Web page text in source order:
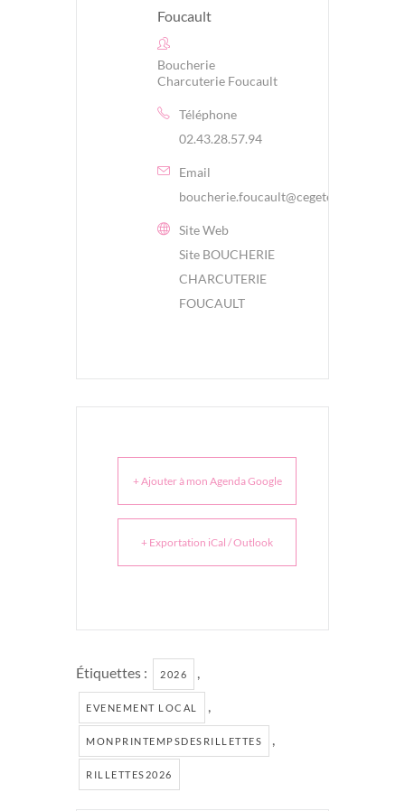
Boucherie
Charcuterie Foucault
Téléphone
02.43.28.57.94
Email
boucherie.foucault@cegetel.net
Site Web
Site BOUCHERIE
CHARCUTERIE
FOUCAULT
+ Ajouter à mon Agenda Google
+ Exportation iCal / Outlook
Étiquettes : 2026
EVENEMENT LOCAL
MONPRINTEMPSDESRILLETTES
RILLETTES2026